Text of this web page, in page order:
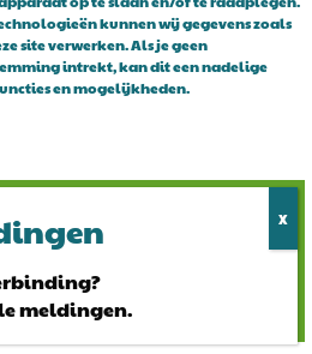
kunnen wij gegevens zoals
site verwerken. Als je geen
intrekt, kan dit een nadelige
en mogelijkheden.
voorkeuren
15 jaar is Bright Access dé glasvezel
Nederland. Bright Access maakt
De vraag is niet of u overstapt
meldingen.